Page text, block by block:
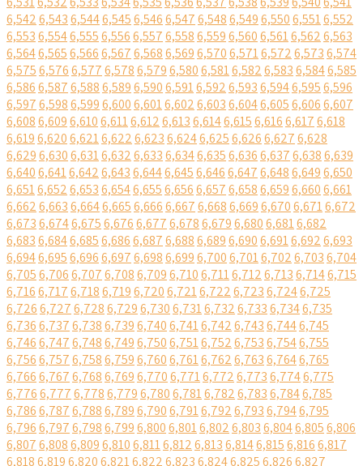
6,5426,5436,5446,5456,5466,5476,5486,5496,5506,5516,552
6,5536,5546,5556,5566,5576,5586,5596,5606,5616,5626,563
6,5646,5656,5666,5676,5686,5696,5706,5716,5726,5736,574
6,5756,5766,5776,5786,5796,5806,5816,5826,5836,5846,585
6,5866,5876,5886,5896,5906,5916,5926,5936,5946,5956,596
6,5976,5986,5996,6006,6016,6026,6036,6046,6056,6066,607
6,6086,6096,6106,6116,6126,6136,6146,6156,6166,6176,618
6,6196,6206,6216,6226,6236,6246,6256,6266,6276,628
6,6296,6306,6316,6326,6336,6346,6356,6366,6376,6386,639
6,6406,6416,6426,6436,6446,6456,6466,6476,6486,6496,650
6,6516,6526,6536,6546,6556,6566,6576,6586,6596,6606,661
6,6626,6636,6646,6656,6666,6676,6686,6696,6706,6716,672
6,6736,6746,6756,6766,6776,6786,6796,6806,6816,682
6,6836,6846,6856,6866,6876,6886,6896,6906,6916,6926,693
6,6946,6956,6966,6976,6986,6996,7006,7016,7026,7036,704
6,7056,7066,7076,7086,7096,7106,7116,7126,7136,7146,715
6,7166,7176,7186,7196,7206,7216,7226,7236,7246,725
6,7266,7276,7286,7296,7306,7316,7326,7336,7346,735
6,7366,7376,7386,7396,7406,7416,7426,7436,7446,745
6,7466,7476,7486,7496,7506,7516,7526,7536,7546,755
6,7566,7576,7586,7596,7606,7616,7626,7636,7646,765
6,7666,7676,7686,7696,7706,7716,7726,7736,7746,775
6,7766,7776,7786,7796,7806,7816,7826,7836,7846,785
6,7866,7876,7886,7896,7906,7916,7926,7936,7946,795
6,7966,7976,7986,7996,8006,8016,8026,8036,8046,8056,806
6,8076,8086,8096,8106,8116,8126,8136,8146,8156,8166,817
6,8186,8196,8206,8216,8226,8236,8246,8256,8266,827